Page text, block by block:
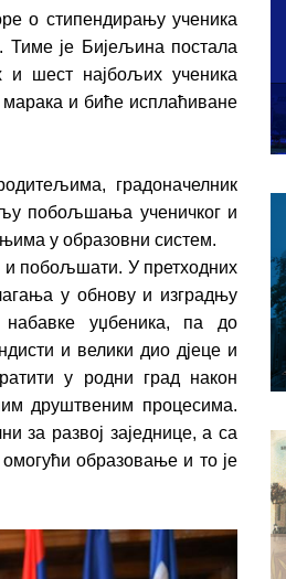
о стипендирању ученика
Тиме је Бијељина постала
и шест најбољих ученика
и биће исплаћиване
градоначелник
побољшања ученичког и
у образовни систем.
и побољшати. У претходних
у обнову и изградњу
набавке уџбеника, па до
и велики дио дјеце и
у родни град након
друштвеним процесима.
за развој заједнице, а са
образовање и то је